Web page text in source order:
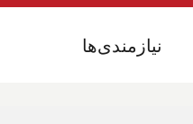
نیازمندی‌ها
نیازمندی‌ها